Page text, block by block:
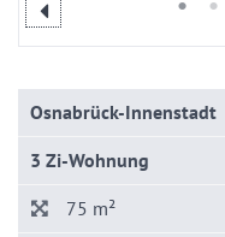
Osnabrück-Innenstadt
3 Zi-Wohnung
75 m²